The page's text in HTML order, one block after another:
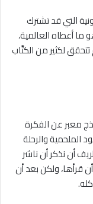
التي قد تشترك
ما أعطاه العالمية،
لكثير من الكتَّاب
معبر عن الفكرة
والرحلة
أن نذكر أن ناشر
قرأها، ولكن بعد أن